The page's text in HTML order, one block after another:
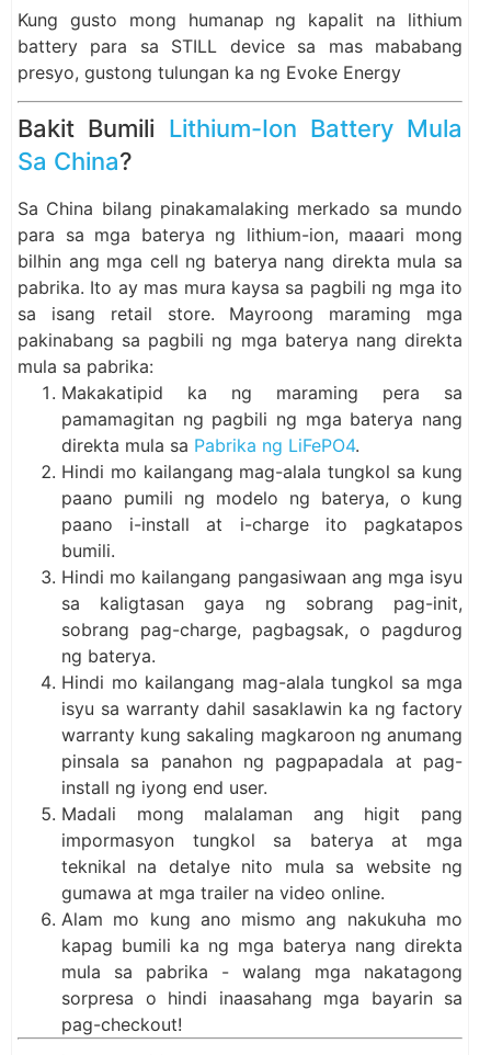
Kung gusto mong humanap ng kapalit na lithium
battery para sa STILL device sa mas mababang
presyo, gustong tulungan ka ng Evoke Energy
Bakit Bumili Lithium-Ion Battery Mula
Sa China?
Sa China bilang pinakamalaking merkado sa mundo
para sa mga baterya ng lithium-ion, maaari mong
bilhin ang mga cell ng baterya nang direkta mula sa
pabrika. Ito ay mas mura kaysa sa pagbili ng mga ito
sa isang retail store. Mayroong maraming mga
pakinabang sa pagbili ng mga baterya nang direkta
mula sa pabrika:
Makakatipid ka ng maraming pera sa
pamamagitan ng pagbili ng mga baterya nang
direkta mula sa Pabrika ng LiFePO4.
Hindi mo kailangang mag-alala tungkol sa kung
paano pumili ng modelo ng baterya, o kung
paano i-install at i-charge ito pagkatapos
bumili.
Hindi mo kailangang pangasiwaan ang mga isyu
sa kaligtasan gaya ng sobrang pag-init,
sobrang pag-charge, pagbagsak, o pagdurog
ng baterya.
Hindi mo kailangang mag-alala tungkol sa mga
isyu sa warranty dahil sasaklawin ka ng factory
warranty kung sakaling magkaroon ng anumang
pinsala sa panahon ng pagpapadala at pag-
install ng iyong end user.
Madali mong malalaman ang higit pang
impormasyon tungkol sa baterya at mga
teknikal na detalye nito mula sa website ng
gumawa at mga trailer na video online.
Alam mo kung ano mismo ang nakukuha mo
kapag bumili ka ng mga baterya nang direkta
mula sa pabrika - walang mga nakatagong
sorpresa o hindi inaasahang mga bayarin sa
pag-checkout!